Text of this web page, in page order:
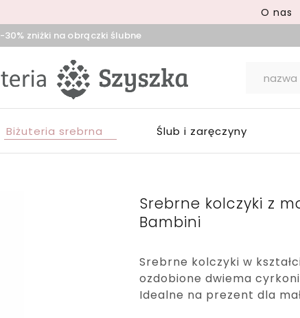
O nas
-30% zniżki na obrączki ślubne
Biżuteria srebrna Ślub i zaręczyny
Srebrne kolczyki z
Bambini
Srebrne kolczyki w
ozdobione dwiema
Idealne na prezent dla